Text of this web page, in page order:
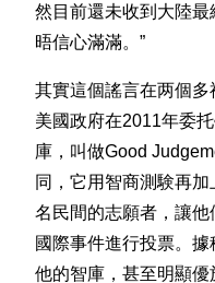
然目前還未收到大陸
晤信心滿滿。”
其實這個謠言在两個多
美國政府在2011年委
庫，叫做Good
同，它用智商測験再
名民間的志願者，讓
國際事件進行投票。
他的智庫，甚至明顯